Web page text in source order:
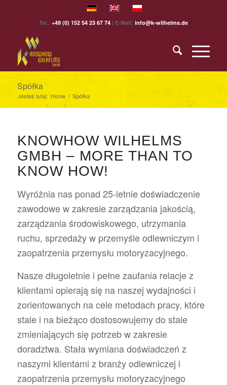
Tel.: +49 (0) 152 54 23 67 74| E-Mail: info@k-wilhelms.de
Spółka
Jesteś tutaj: Home / Spółka
KNOWHOW WILHELMS
GMBH – MORE THAN TO
KNOW HOW!
Wyróżnia nas ponad 25-letnie doświadczenie
zawodowe w zakresie zarządzania jakością,
zarządzania środowiskowego, utrzymania
ruchu, sprzedaży w przemyśle odlewniczym i
zaopatrzenia przemysłu motoryzacyjnego.
Nasze długoletnie i pełne zaufania relacje z
klientami opierają się na naszej wydajności i
zorientowanych na cele metodach pracy, które
stale i na bieżąco dostosowujemy do stale
zmieniających się potrzeb w zakresie
doradztwa. Stała wymiana doświadczeń z
naszymi klientami z branży odlewniczej i
zaopatrzenia przemysłu motoryzacyjnego